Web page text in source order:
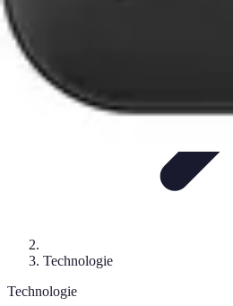
Technologie
Technologie